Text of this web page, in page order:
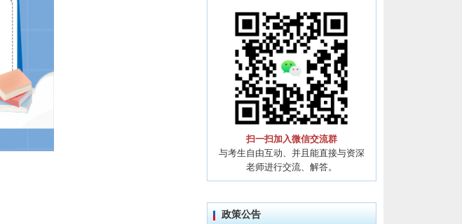
扫一扫加入微信交流群
与考生自由互动、并且能直接与资深
老师进行交流、解答。
政策公告